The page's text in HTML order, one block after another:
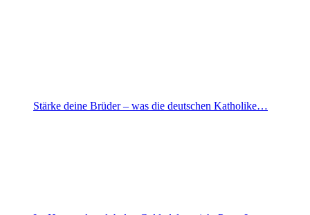
Stärke deine Brüder – was die deutschen Katholike…